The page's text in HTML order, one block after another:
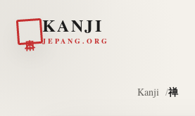
KANJI
JEPANG.ORG
Kanji 禅